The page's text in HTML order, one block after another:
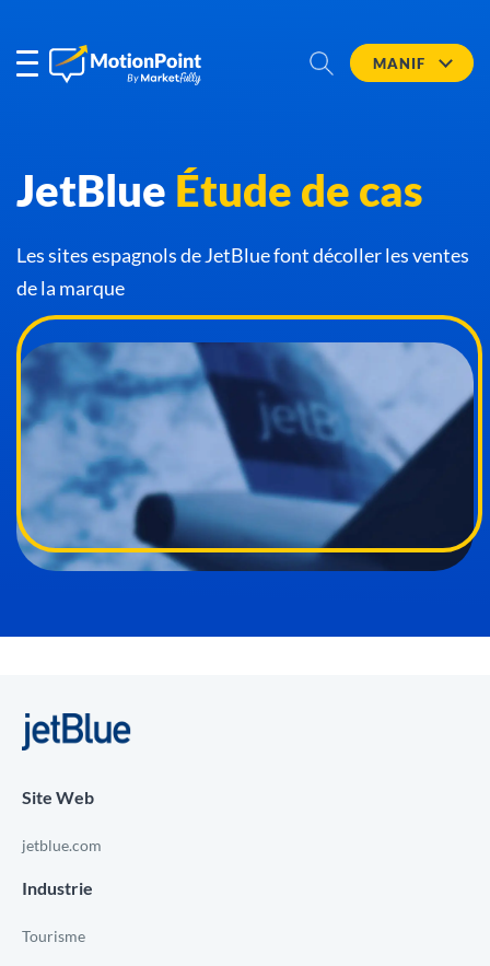
MANIF
JetBlue Étude de cas
Les sites espagnols de JetBlue font décoller les ventes
de la marque
Site Web
jetblue.com
Industrie
Tourisme